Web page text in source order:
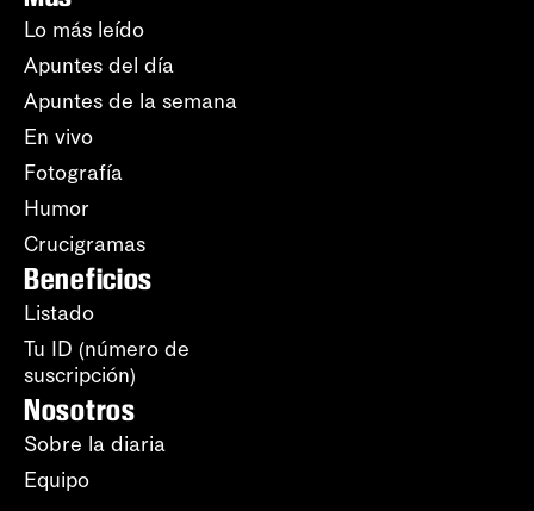
Lo más leído
Apuntes del día
Apuntes de la semana
En vivo
Fotografía
Humor
Crucigramas
Beneficios
Listado
Tu ID (número de
suscripción)
Nosotros
Sobre la diaria
Equipo